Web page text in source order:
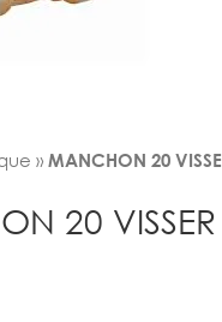
» MANCHON 20
20 VISSER